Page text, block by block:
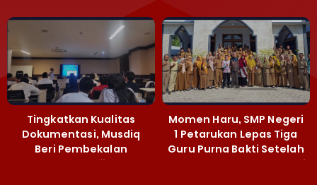
Majalengka
Narkoba
Tingkatkan Kualitas
Dokumentasi, Musdiq
Beri Pembekalan
Fotografi ‎
Momen Haru, SMP Negeri
1 Petarukan Lepas Tiga
Guru Purna Bakti Setelah
Puluhan Tahun Mengabdi